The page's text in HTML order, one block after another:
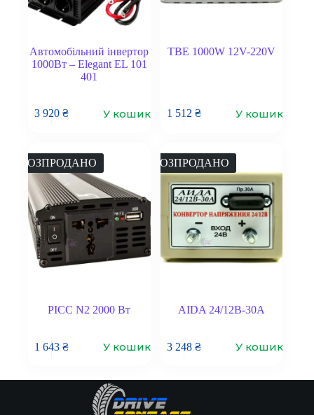
Автомобільний інвертор
1000Вт – Elegant EL 101
401
3 920₴ У кошик
TBE 1000W 12V-220V
1 512 ₴ У кошик
РОЗПРОДАНО
PICC N2 2000 Вт
1 643₴ У кошик
РОЗПРОДАНО
AIDA 24/12В-30А
3 248 ₴ У кошик